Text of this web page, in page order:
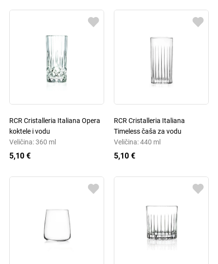
RCR Cristalleria Italiana Opera
koktele i vodu
Veličina: 360 ml
5,10 €
RCR Cristalleria Italiana
Timeless čaša za vodu
Veličina: 440 ml
5,10 €